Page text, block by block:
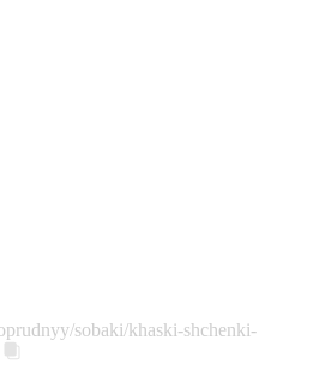
sobaki/khaski-shchenki-